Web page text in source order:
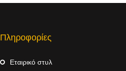
Πληροφορίες
Εταιρικό στυλ